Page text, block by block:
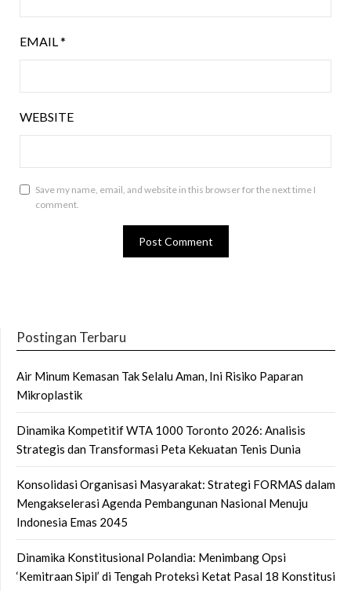
EMAIL *
WEBSITE
Save my name, email, and website in this browser for the next time I
comment.
Postingan Terbaru
Air Minum Kemasan Tak Selalu Aman, Ini Risiko Paparan
Mikroplastik
Dinamika Kompetitif WTA 1000 Toronto 2026: Analisis
Strategis dan Transformasi Peta Kekuatan Tenis Dunia
Konsolidasi Organisasi Masyarakat: Strategi FORMAS dalam
Mengakselerasi Agenda Pembangunan Nasional Menuju
Indonesia Emas 2045
Dinamika Konstitusional Polandia: Menimbang Opsi
‘Kemitraan Sipil’ di Tengah Proteksi Ketat Pasal 18 Konstitusi